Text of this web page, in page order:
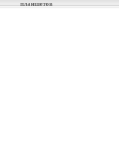
планшетов